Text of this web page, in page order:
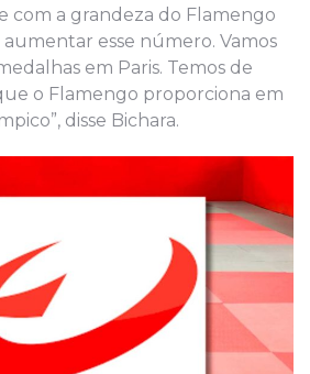
com a grandeza do Flamengo
esse número. Vamos
em Paris. Temos de
o Flamengo proporciona em
disse Bichara.